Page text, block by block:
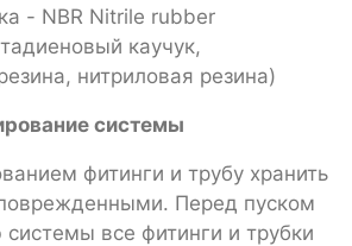
- NBR Nitrile rubber
каучук,
нитриловая резина)
системы
фитинги и трубу хранить
Перед пуском
системы все фитинги и трубки